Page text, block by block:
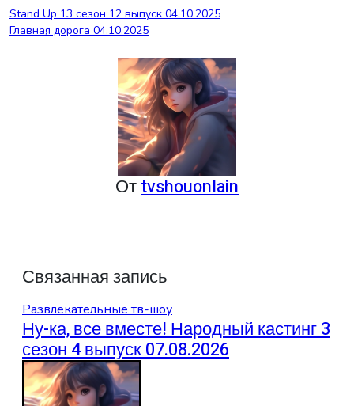
Навигация
по
Stand Up 13 сезон 12 выпуск 04.10.2025
Главная дорога 04.10.2025
Отtvshouonlain
Связанная запись
Развлекательные тв-шоу
Ну-ка, все вместе! Народный кастинг 3
сезон 4 выпуск 07.08.2026